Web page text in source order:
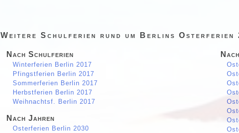
Weitere Schulferien rund um Berlins Osterferien
Nach Schulferien
Winterferien Berlin 2017
Pfingstferien Berlin 2017
Sommerferien Berlin 2017
Herbstferien Berlin 2017
Weihnachtsf. Berlin 2017
Nach Jahren
Osterferien Berlin 2030